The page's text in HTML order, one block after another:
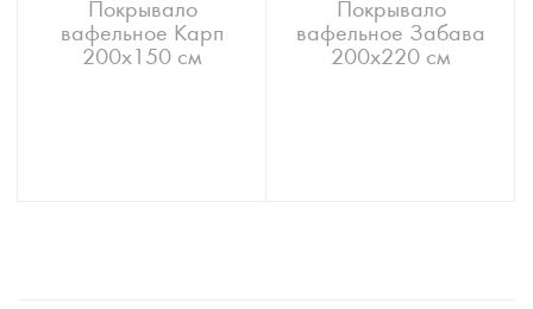
Покрывало
вафельное Карп
200x150 см
Покрывало
вафельное Забава
200x220 см